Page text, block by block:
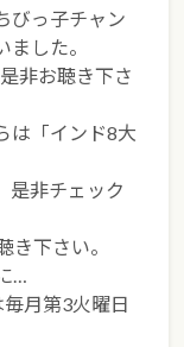
びっ子チャン
ました。
非お聴き下さ
は「インド8大
是非チェック
き下さい。
…
毎月第3火曜日